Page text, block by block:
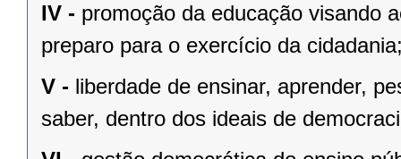
IV - promoção da educação visando
preparo para o exercício da
V - liberdade de ensinar, aprender,
saber, dentro dos ideais de